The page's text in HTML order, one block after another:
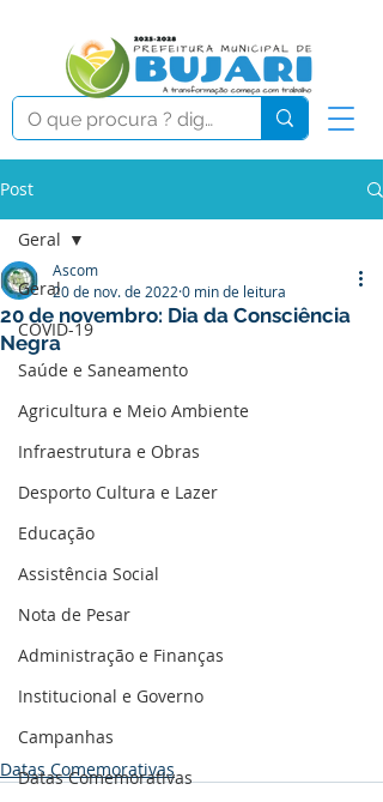
Post
Geral
COVID-19
Saúde e Saneamento
Agricultura e Meio Ambiente
Infraestrutura e Obras
Desporto Cultura e Lazer
Educação
Assistência Social
Nota de Pesar
Administração e Finanças
Institucional e Governo
Campanhas
Datas Comemorativas
Geral
20 de novembro: Dia da Consciência
Negra
Ascom
20 de nov. de 2022 0 min de leitura
Datas Comemorativas